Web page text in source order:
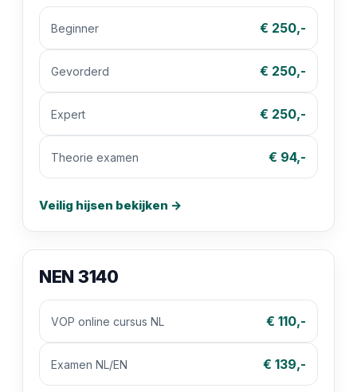
Beginner € 250,-
Gevorderd € 250,-
Expert € 250,-
Theorie examen € 94,-
Veilig hijsen bekijken →
NEN 3140
VOP online cursus NL € 110,-
Examen NL/EN € 139,-